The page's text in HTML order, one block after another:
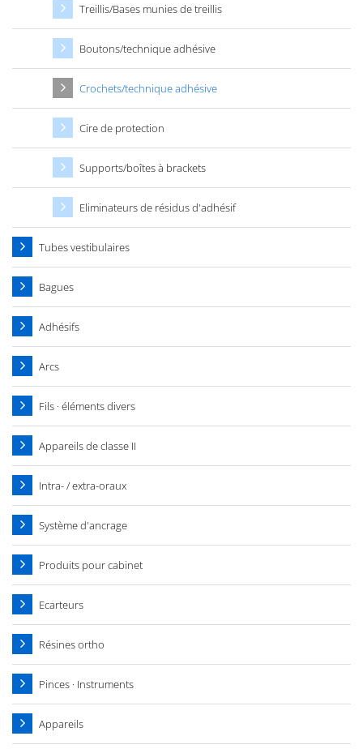
Treillis/Bases munies de treillis
Boutons/technique adhésive
Crochets/technique adhésive
Cire de protection
Supports/boîtes à brackets
Eliminateurs de résidus d'adhésif
Tubes vestibulaires
Bagues
Adhésifs
Arcs
Fils · éléments divers
Appareils de classe II
Intra- / extra-oraux
Système d'ancrage
Produits pour cabinet
Ecarteurs
Résines ortho
Pinces · Instruments
Appareils